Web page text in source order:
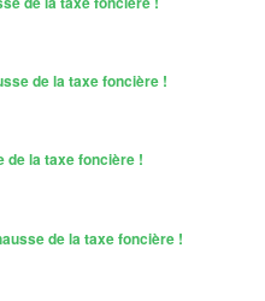
de la taxe foncière !
de la taxe foncière !
de la taxe foncière !